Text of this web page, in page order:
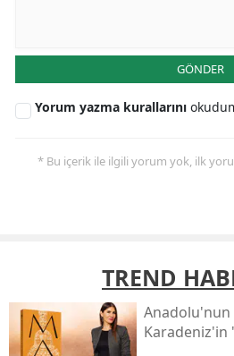
GÖNDER
Yorum yazma kurallarını
* Bu içerik ile ilgili yorum yok, ilk
TREND
Anadolu'nun
Karadeniz'in